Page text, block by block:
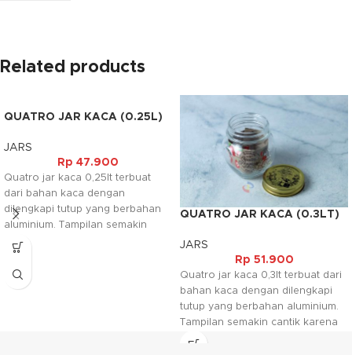
Related products
QUATRO JAR KACA (0.25L)
JARS
Rp 47.900
Quatro jar kaca 0,25lt terbuat
dari bahan kaca dengan
dilengkapi tutup yang berbahan
aluminium. Tampilan semakin
cantik karena pada tutupnya
dilengkapi juga dengan motif
bunga. Jar ini biasanya
QUATRO JAR KACA (0.3LT)
JARS
Rp 51.900
Quatro jar kaca 0,3lt terbuat dari
bahan kaca dengan dilengkapi
tutup yang berbahan aluminium.
Tampilan semakin cantik karena
pada tutupnya dilengkapi juga